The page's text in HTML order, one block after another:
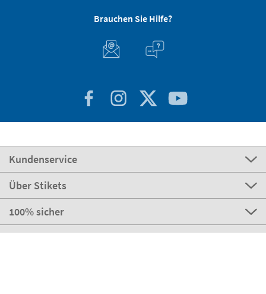
Brauchen Sie Hilfe?
Kundenservice
Über Stikets
100% sicher